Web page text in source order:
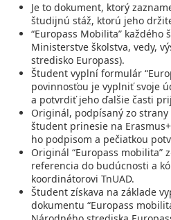
Je to dokument, ktorý
študijnú stáž, ktorú jeho
“Europass Mobilita”
Ministerstve školstva, vedy,
stredisko Europass).
Študent vyplní formulár
povinnosťou je vyplniť svoje
a potvrdiť jeho ďalšie časti
Originál, podpísaný zo
študent prinesie na
ho podpisom a pečiatkou
Originál “Europass mobilita”
referencia do budúcnosti a
koordinátorovi TnUAD.
Študent získava na základe
dokumentu “Europass